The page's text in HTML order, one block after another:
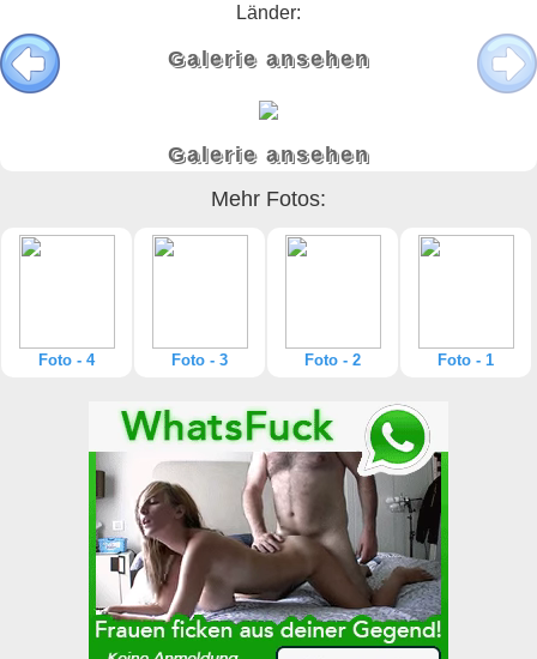
Länder:
Galerie ansehen
Galerie ansehen
Mehr Fotos:
Foto - 4 Foto - 3 Foto - 2 Foto - 1